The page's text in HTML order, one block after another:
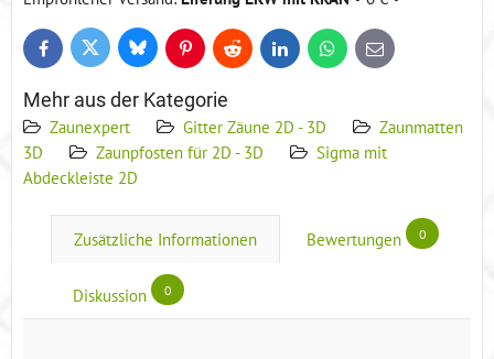
FacebookTwitter BlueskyPinterestReddit LinkedInWhatsApp
E-
mail
Mehr aus der Kategorie
Zaunexpert Gitter Zäune 2D - 3D
Zaunmatten
3D
Zaunpfosten für 2D - 3D
Sigma mit
Abdeckleiste 2D
Zusätzliche Informationen Bewertungen 0
Diskussion 0